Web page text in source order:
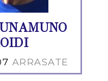
ARRASATE